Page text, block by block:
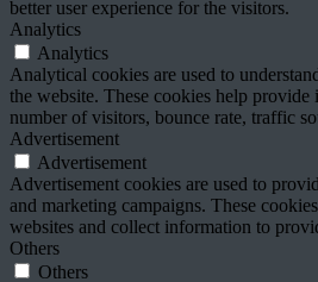
better user experience for the visitors.
Analytics
Analytics
Analytical cookies are used to
the website. These cookies help
number of visitors, bounce rate, traffic
Advertisement
Advertisement
Advertisement cookies are used to
and marketing campaigns. These
websites and collect information to
Others
Others